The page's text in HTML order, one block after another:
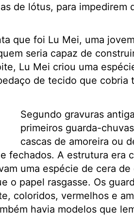
de lótus, para impedirem
que foi Lu Mei, uma
seria capaz de
Lu Mei criou uma
de tecido que cobria
Segundo gravuras
primeiros guarda-
cascas de amoreira ou
fechados. A estrutura era
uma espécie de cera
o papel rasgasse. Os
coloridos, vermelhos e
havia modelos que